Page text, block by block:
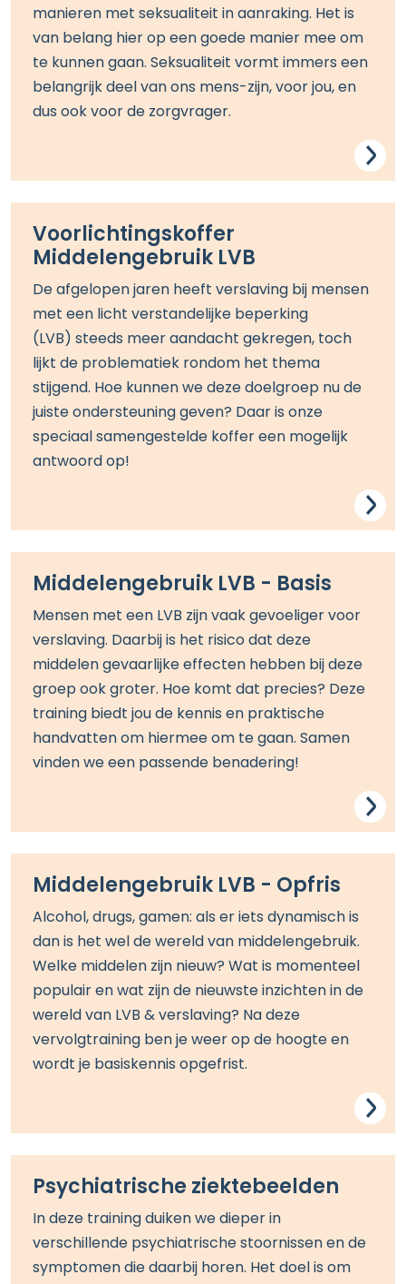
manieren met seksualiteit in aanraking. Het is
van belang hier op een goede manier mee om
te kunnen gaan. Seksualiteit vormt immers een
belangrijk deel van ons mens-zijn, voor jou, en
dus ook voor de zorgvrager.
Voorlichtingskoffer
Middelengebruik LVB
De afgelopen jaren heeft verslaving bij mensen
met een licht verstandelijke beperking
( LVB) steeds meer aandacht gekregen, toch
lijkt de problematiek rondom het thema
stijgend. Hoe kunnen we deze doelgroep nu de
juiste ondersteuning geven? Daar is onze
speciaal samengestelde koffer een mogelijk
antwoord op!
Middelengebruik LVB - Basis
Mensen met een LVB zijn vaak gevoeliger voor
verslaving. Daarbij is het risico dat deze
middelen gevaarlijke effecten hebben bij deze
groep ook groter. Hoe komt dat precies? Deze
training biedt jou de kennis en praktische
handvatten om hiermee om te gaan. Samen
vinden we een passende benadering!
Middelengebruik LVB - Opfris
Alcohol, drugs, gamen: als er iets dynamisch is
dan is het wel de wereld van middelengebruik.
Welke middelen zijn nieuw? Wat is momenteel
populair en wat zijn de nieuwste inzichten in de
wereld van LVB & verslaving? Na deze
vervolgtraining ben je weer op de hoogte en
wordt je basiskennis opgefrist.
Psychiatrische ziektebeelden
In deze training duiken we dieper in
verschillende psychiatrische stoornissen en de
symptomen die daarbij horen. Het doel is om